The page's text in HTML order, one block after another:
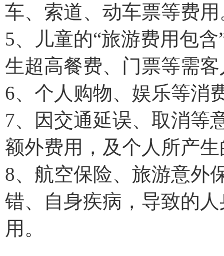
车、索道、动车票等费用
5、儿童的“旅游费用包
生超高餐费、门票等需
6、个人购物、娱乐等消
7、因交通延误、取消等
额外费用，及个人所产
8、航空保险、旅游意外
错、自身疾病，导致的
用。